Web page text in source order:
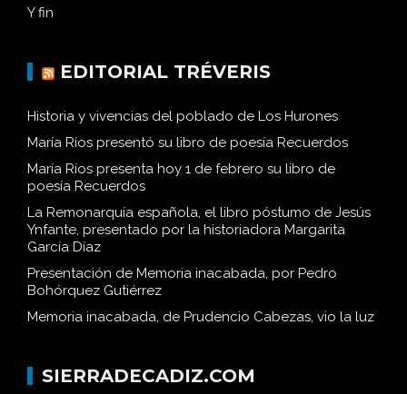
Y fin
EDITORIAL TRÉVERIS
Historia y vivencias del poblado de Los Hurones
María Ríos presentó su libro de poesía Recuerdos
María Ríos presenta hoy 1 de febrero su libro de
poesía Recuerdos
La Remonarquía española, el libro póstumo de Jesús
Ynfante, presentado por la historiadora Margarita
García Díaz
Presentación de Memoria inacabada, por Pedro
Bohórquez Gutiérrez
Memoria inacabada, de Prudencio Cabezas, vio la luz
SIERRADECADIZ.COM